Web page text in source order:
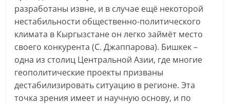
разработаны извне, и в случае ещё некоторой
нестабильности общественно-политического
климата в Кыргызстане он легко займёт место
своего конкурента (С. Джаппарова). Бишкек –
одна из столиц Центральной Азии, где многие
геополитические проекты призваны
дестабилизировать ситуацию в регионе. Эта
точка зрения имеет и научную основу, и по